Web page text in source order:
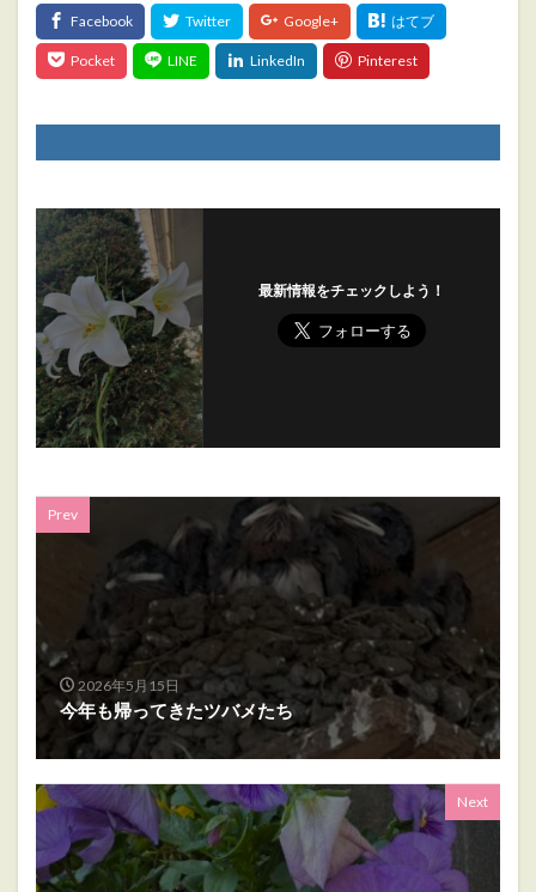
最新情報をチェックしよう！
Prev
2026年5月15日
今年も帰ってきたツバメたち
Next